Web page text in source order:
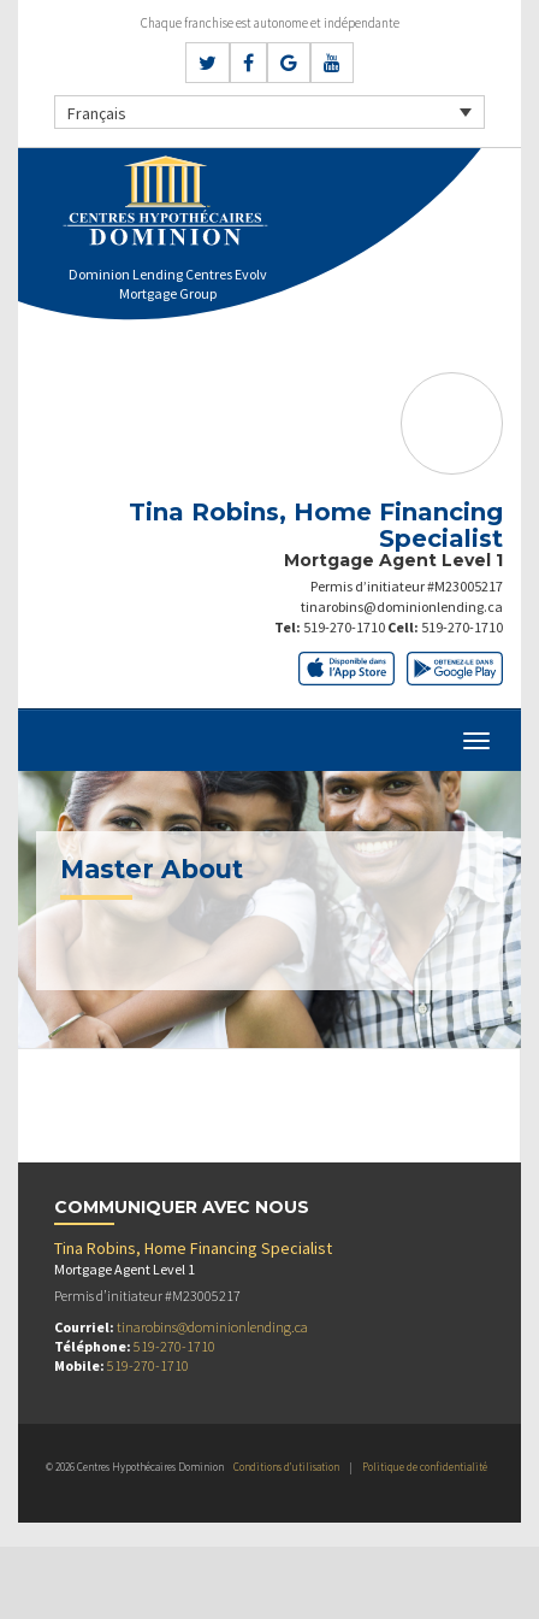
Chaque franchise est autonome et indépendante
Français
Dominion Lending Centres Evolv
Mortgage Group
Tina Robins, Home Financing
Specialist
Mortgage Agent Level 1
Permis d’initiateur #M23005217
tinarobins@dominionlending.ca
Tel: 519-270-1710 Cell: 519-270-1710
Master About
COMMUNIQUER AVEC NOUS
Tina Robins, Home Financing Specialist
Mortgage Agent Level 1
Permis d’initiateur #M23005217
Courriel: tinarobins@dominionlending.ca
Téléphone: 519-270-1710
Mobile: 519-270-1710
© 2026 Centres Hypothécaires Dominion Conditions d’utilisation | Politique de confidentialité